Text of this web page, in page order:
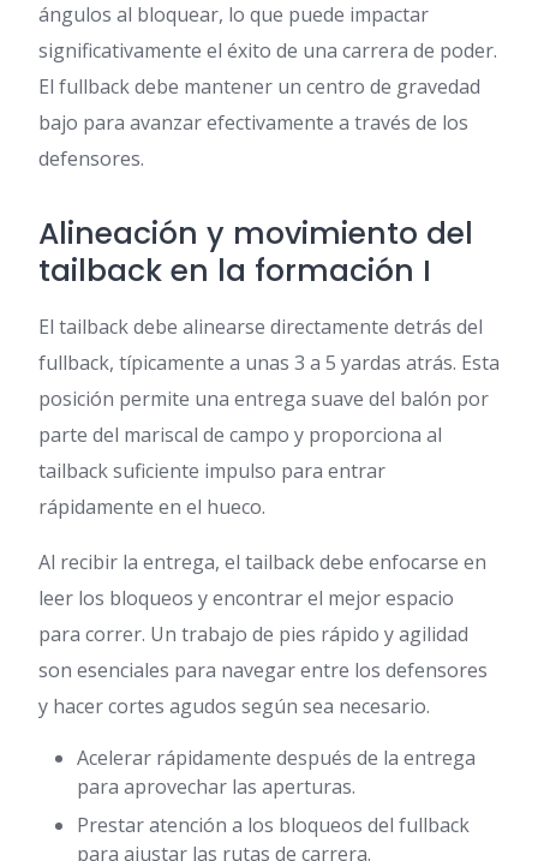
ángulos al bloquear, lo que puede impactar
significativamente el éxito de una carrera de poder.
El fullback debe mantener un centro de gravedad
bajo para avanzar efectivamente a través de los
defensores.
Alineación y movimiento del
tailback en la formación I
El tailback debe alinearse directamente detrás del
fullback, típicamente a unas 3 a 5 yardas atrás. Esta
posición permite una entrega suave del balón por
parte del mariscal de campo y proporciona al
tailback suficiente impulso para entrar
rápidamente en el hueco.
Al recibir la entrega, el tailback debe enfocarse en
leer los bloqueos y encontrar el mejor espacio
para correr. Un trabajo de pies rápido y agilidad
son esenciales para navegar entre los defensores
y hacer cortes agudos según sea necesario.
Acelerar rápidamente después de la entrega
para aprovechar las aperturas.
Prestar atención a los bloqueos del fullback
para ajustar las rutas de carrera.